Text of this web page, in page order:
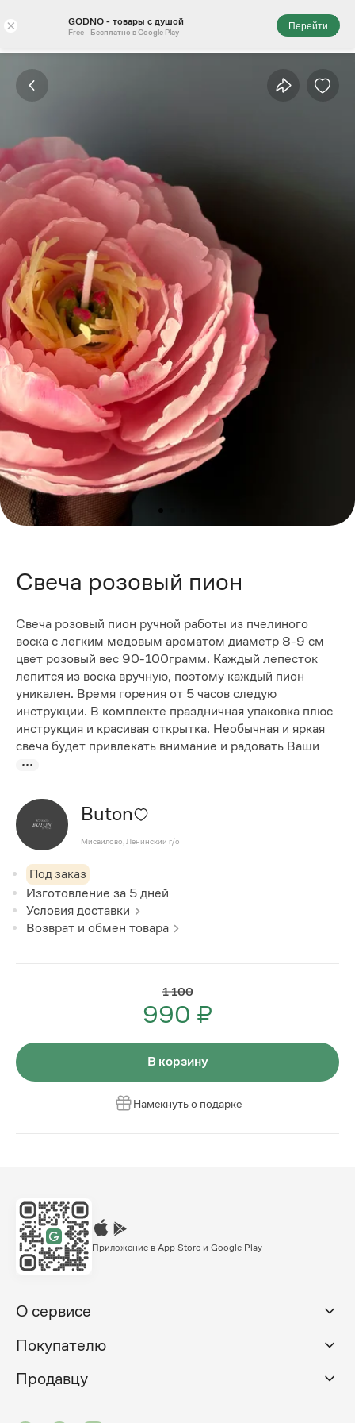
× GODNO - товары с душой
Free - Бесплатно в Google Play
Перейти
Свеча розовый пион
Свеча розовый пион ручной работы из пчелиного
воска с легким медовым ароматом диаметр 8-9 см
цвет розовый вес 90-100грамм. Каждый лепесток
лепится из воска вручную, поэтому каждый пион
уникален. Время горения от 5 часов следую
инструкции. В комплекте праздничная упаковка плюс
инструкция и красивая открытка. Необычная и яркая
свеча будет привлекать внимание и радовать Ваши
Buton
Мисайлово, Ленинский г/о
Под заказ
Изготовление за 5 дней
Условия доставки
Возврат и обмен товара
1 100
990 ₽
В корзину
Намекнуть о подарке
Приложение в App Store и Google Play
О сервисе
Покупателю
Продавцу